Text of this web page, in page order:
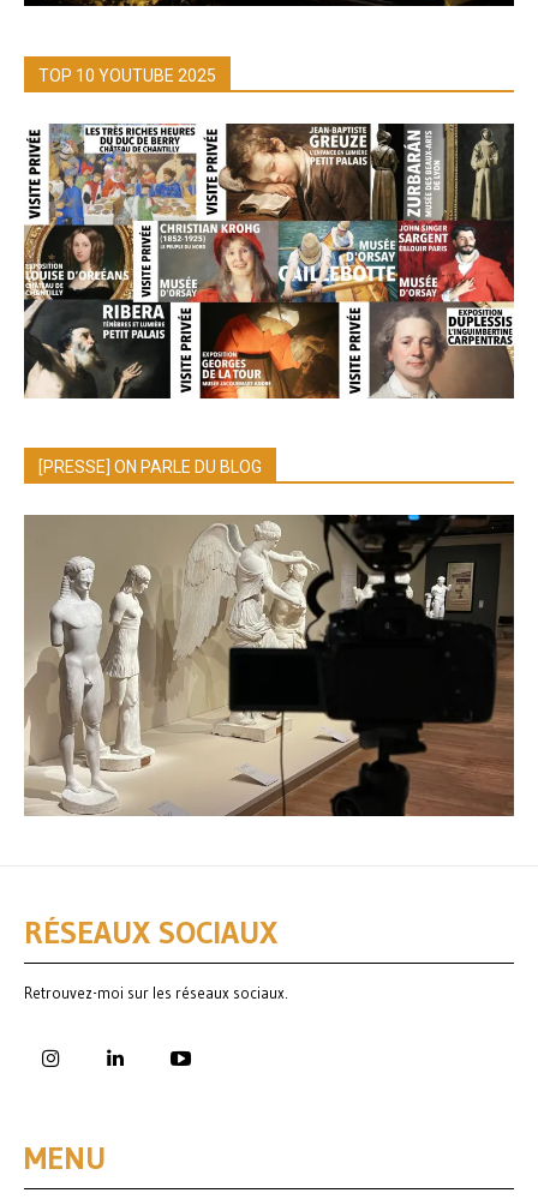
TOP 10 YOUTUBE 2025
[PRESSE] ON PARLE DU BLOG
RÉSEAUX SOCIAUX
Retrouvez-moi sur les réseaux sociaux.
MENU